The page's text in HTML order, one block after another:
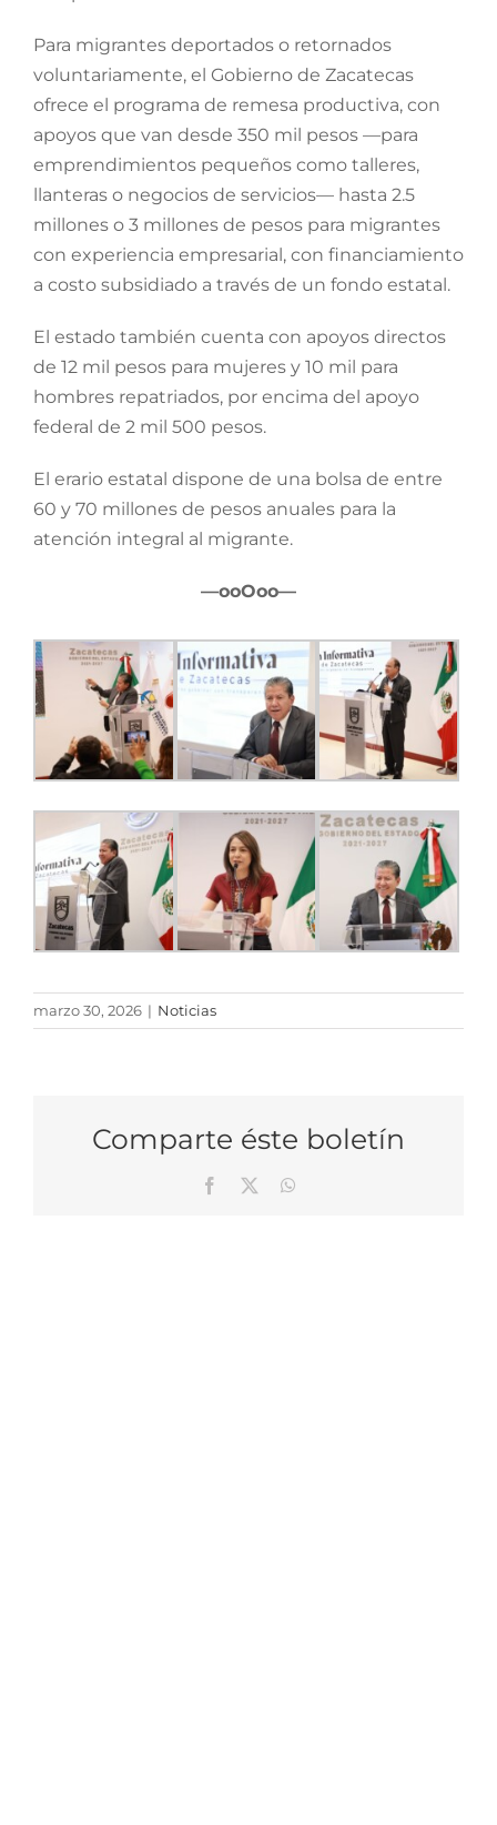
Para migrantes deportados o retornados
voluntariamente, el Gobierno de Zacatecas
ofrece el programa de remesa productiva, con
apoyos que van desde 350 mil pesos —para
emprendimientos pequeños como talleres,
llanteras o negocios de servicios— hasta 2.5
millones o 3 millones de pesos para migrantes
con experiencia empresarial, con financiamiento
a costo subsidiado a través de un fondo estatal.
El estado también cuenta con apoyos directos
de 12 mil pesos para mujeres y 10 mil para
hombres repatriados, por encima del apoyo
federal de 2 mil 500 pesos.
El erario estatal dispone de una bolsa de entre
60 y 70 millones de pesos anuales para la
atención integral al migrante.
—ooOoo—
marzo 30, 2026 | Noticias
Comparte éste boletín
Facebook